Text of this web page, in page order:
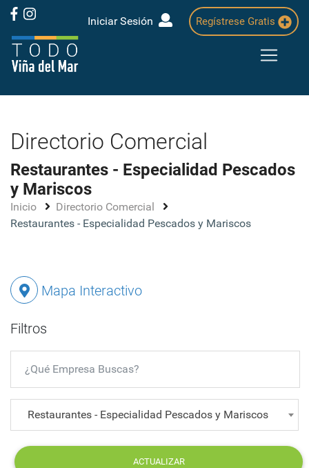
Iniciar Sesión Regístrese Gratis
Directorio Comercial
Restaurantes - Especialidad Pescados
y Mariscos
Inicio
Directorio Comercial
Restaurantes - Especialidad Pescados y Mariscos
Mapa Interactivo
Filtros
Restaurantes - Especialidad Pescados y Mariscos
ACTUALIZAR